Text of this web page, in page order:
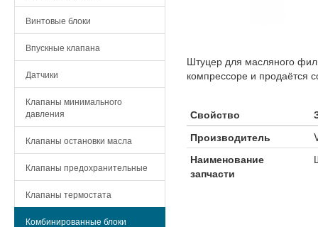
Винтовые блоки
Впускные клапана
Датчики
Клапаны минимального
давления
Клапаны остановки масла
Клапаны предохранительные
Клапаны термостата
Комбинированные блоки
Штуцер для масляного
компрессоре и продаётся
Свойство
Производитель
Наименование
запчасти